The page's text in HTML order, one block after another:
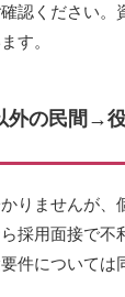
認ください。
す。
外の民間→
りませんが、
採用面接で不
件については